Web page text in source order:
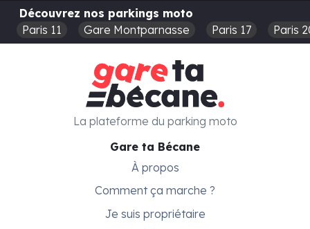
Découvrez nos parkings moto
Paris 11
Gare Montparnasse Paris 17 Paris
Gare ta Bécane
À propos
Comment ça marche ?
Je suis propriétaire
La plateforme du parking moto